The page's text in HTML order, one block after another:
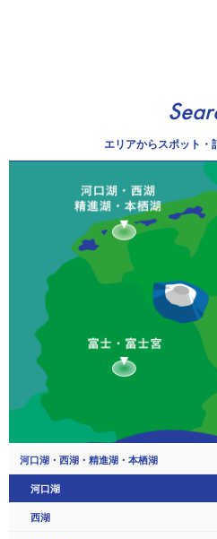
エリアからスポット・
河口湖・西湖・精進湖・本栖湖
河口湖
西湖